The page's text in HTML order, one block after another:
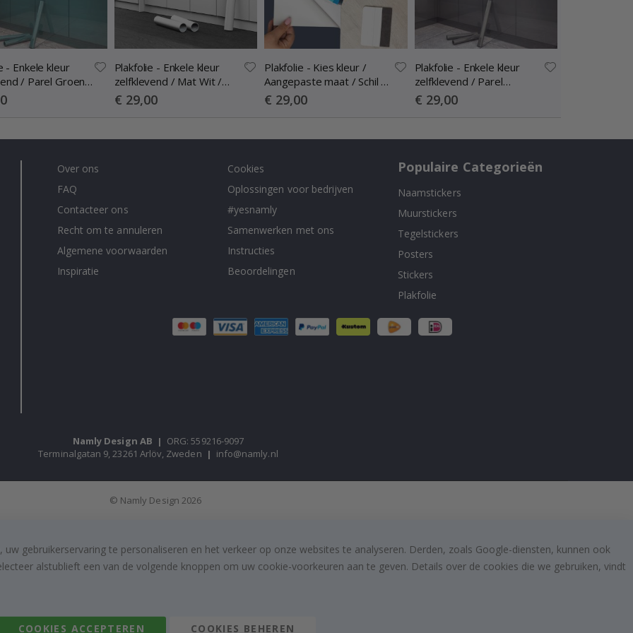
- Enkele kleur
/ Parel Groen /
Plakfolie - Enkele kleur
zelfklevend / Mat Wit /
Schil en plak
Special
Price
€ 29,00
Plakfolie - Kies kleur /
Aangepaste maat / Schil en
plak
Special
Price
€ 29,00
Plakfolie - Enkele kleur
zelfklevend / Parel
Donkergrijs / Schil en plak
Special
Price
€ 29,00
Over ons
FAQ
Contacteer ons
Recht om te annuleren
Algemene voorwaarden
Inspiratie
Cookies
Oplossingen voor bedrijven
#yesnamly
Samenwerken met ons
Instructies
Beoordelingen
Populaire Categorieën
Naamstickers
Muurstickers
Tegelstickers
Posters
Stickers
Plakfolie
Namly Design AB | ORG: 559216-9097
Terminalgatan 9, 23261 Arlöv, Zweden | info@namly.nl
© Namly Design 2026
gebruikerservaring te personaliseren en het verkeer op onze websites te analyseren. Derden, zoals Google-diensten, kunnen ook
alstublieft een van de volgende knoppen om uw cookie-voorkeuren aan te geven. Details over de cookies die we gebruiken, vindt
COOKIES ACCEPTEREN COOKIES BEHEREN